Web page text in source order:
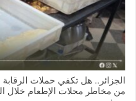
هل تكفي حملات الرقابة
مخاطر محلات الإطعام خلال